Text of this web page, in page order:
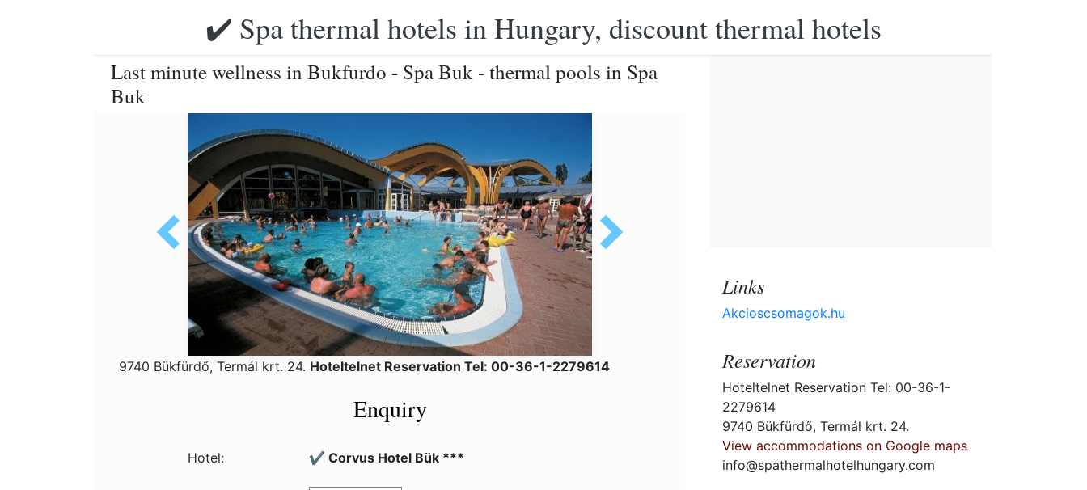
✔️ Spa thermal hotels in Hungary, discount thermal hotels
Last minute wellness in Bukfurdo - Spa Buk - thermal pools in Spa
Buk
9740 Bükfürdő, Termál krt. 24. Hoteltelnet Reservation Tel: 00-36-1-2279614
Enquiry
Hotel: ✔️ Corvus Hotel Bük ***
Links
Akcioscsomagok.hu
Reservation
Hoteltelnet Reservation Tel: 00-36-1-
2279614
9740 Bükfürdő, Termál krt. 24.
View accommodations on Google maps
info@spathermalhotelhungary.com